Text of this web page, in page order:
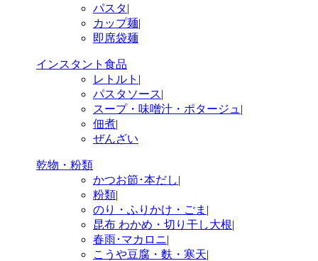
パスタ|
カップ麺|
即席袋麺
インスタント食品
レトルト |
パスタソース|
スープ・味噌汁・ポタージュ |
佃煮|
ぜんざい
乾物・粉類
かつお節･本だし|
粉類|
のり・ふりかけ・ごま |
昆布 わかめ・切り干し大根|
春雨･マカロニ|
こうや豆腐・麩・寒天|